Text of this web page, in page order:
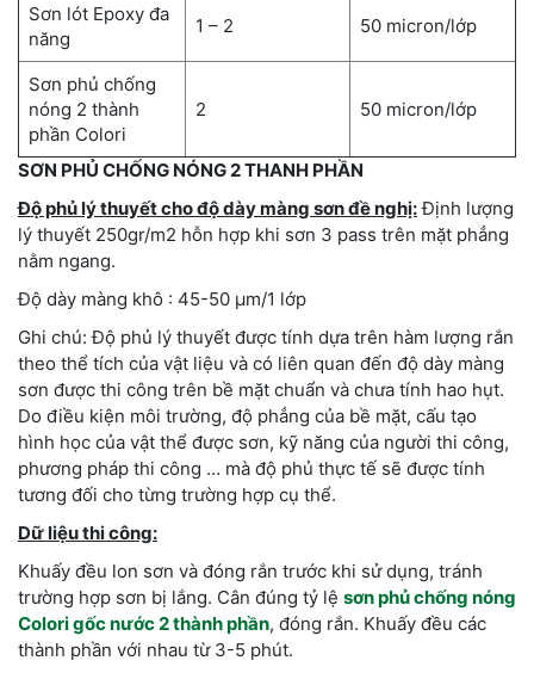
Sơn lót Epoxy đa
năng
1 – 2 50 micron/lớp
Sơn phủ chống
nóng 2 thành
phần Colori
2 50 micron/lớp
SƠN PHỦ CHỐNG NÓNG 2 THANH PHẦN
Độ phủ lý thuyết cho độ dày màng sơn đề nghị:Định lượng
lý thuyết 250gr/m2 hỗn hợp khi sơn 3 pass trên mặt phẳng
nằm ngang.
Độ dày màng khô : 45-50 μm/1 lớp
Ghi chú: Độ phủ lý thuyết được tính dựa trên hàm lượng rắn
theo thể tích của vật liệu và có liên quan đến độ dày màng
sơn được thi công trên bề mặt chuẩn và chưa tính hao hụt.
Do điều kiện môi trường, độ phẳng của bề mặt, cấu tạo
hình học của vật thể được sơn, kỹ năng của người thi công,
phương pháp thi công … mà độ phủ thực tế sẽ được tính
tương đối cho từng trường hợp cụ thể.
Dữ liệu thi công:
Khuấy đều lon sơn và đóng rắn trước khi sử dụng, tránh
trường hợp sơn bị lắng. Cân đúng tỷ lệ sơn phủ chống nóng
Colori gốc nước 2 thành phần, đóng rắn. Khuấy đều các
thành phần với nhau từ 3-5 phút.